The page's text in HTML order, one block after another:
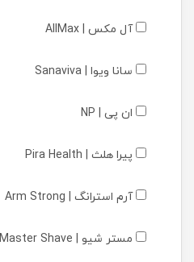
آل مکس | AllMax
سانا ویوا | Sanaviva
ان پی | NP
پیرا هلث | Pira Health
آرم استرانگ | Arm Strong
مستر شیو | Master Shave